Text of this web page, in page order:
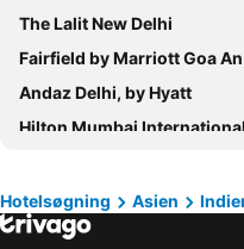
The Lalit New Delhi
Fairfield by Marriott Goa Anjuna
Andaz Delhi, by Hyatt
Hilton Mumbai International Airport
The Taj Mahal Palace, Mumbai
Hotel Global Inn
Hotelsøgning Asien